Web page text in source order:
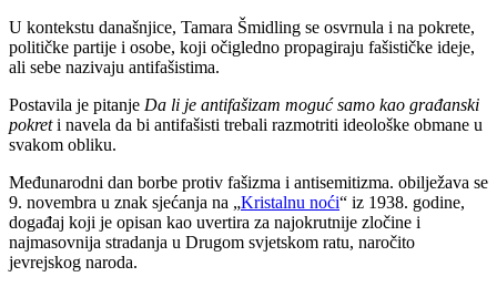
U kontekstu današnjice, Tamara Šmidling se osvrnula i na pokrete,
političke partije i osobe, koji očigledno propagiraju fašističke ideje,
ali sebe nazivaju antifašistima.
Postavila je pitanje Da li je antifašizam moguć samo kao građanski
pokreti navela da bi antifašisti trebali razmotriti ideološke obmane u
svakom obliku.
Međunarodni dan borbe protiv fašizma i antisemitizma. obilježava se
9. novembra u znak sjećanja na „Kristalnu noći“ iz 1938. godine,
događaj koji je opisan kao uvertira za najokrutnije zločine i
najmasovnija stradanja u Drugom svjetskom ratu, naročito
jevrejskog naroda.